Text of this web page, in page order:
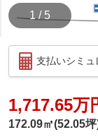
1 / 5
支払いシミュ
1,717.65万
172.09㎡(52.05